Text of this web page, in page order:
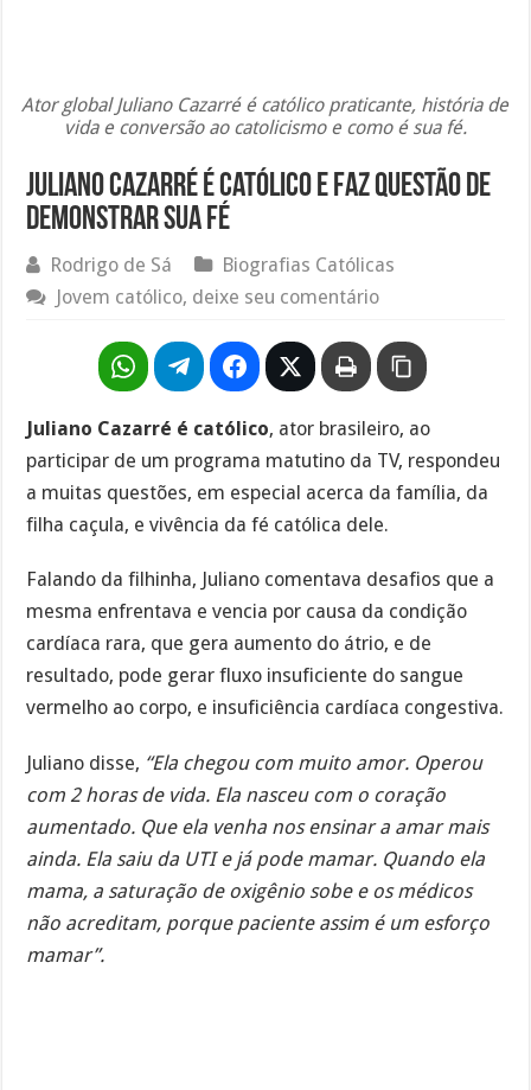
Ator global Juliano Cazarré é católico praticante, história de
vida e conversão ao catolicismo e como é sua fé.
Juliano Cazarré é católico e faz questão de
demonstrar sua fé
Rodrigo de Sá
Biografias Católicas
Jovem católico, deixe seu comentário
Juliano Cazarré é católico, ator brasileiro, ao
participar de um programa matutino da TV, respondeu
a muitas questões, em especial acerca da família, da
filha caçula, e vivência da fé católica dele.
Falando da filhinha, Juliano comentava desafios que a
mesma enfrentava e vencia por causa da condição
cardíaca rara, que gera aumento do átrio, e de
resultado, pode gerar fluxo insuficiente do sangue
vermelho ao corpo, e insuficiência cardíaca congestiva.
Juliano disse, “Ela chegou com muito amor. Operou
com 2 horas de vida. Ela nasceu com o coração
aumentado. Que ela venha nos ensinar a amar mais
ainda. Ela saiu da UTI e já pode mamar. Quando ela
mama, a saturação de oxigênio sobe e os médicos
não acreditam, porque paciente assim é um esforço
mamar”.